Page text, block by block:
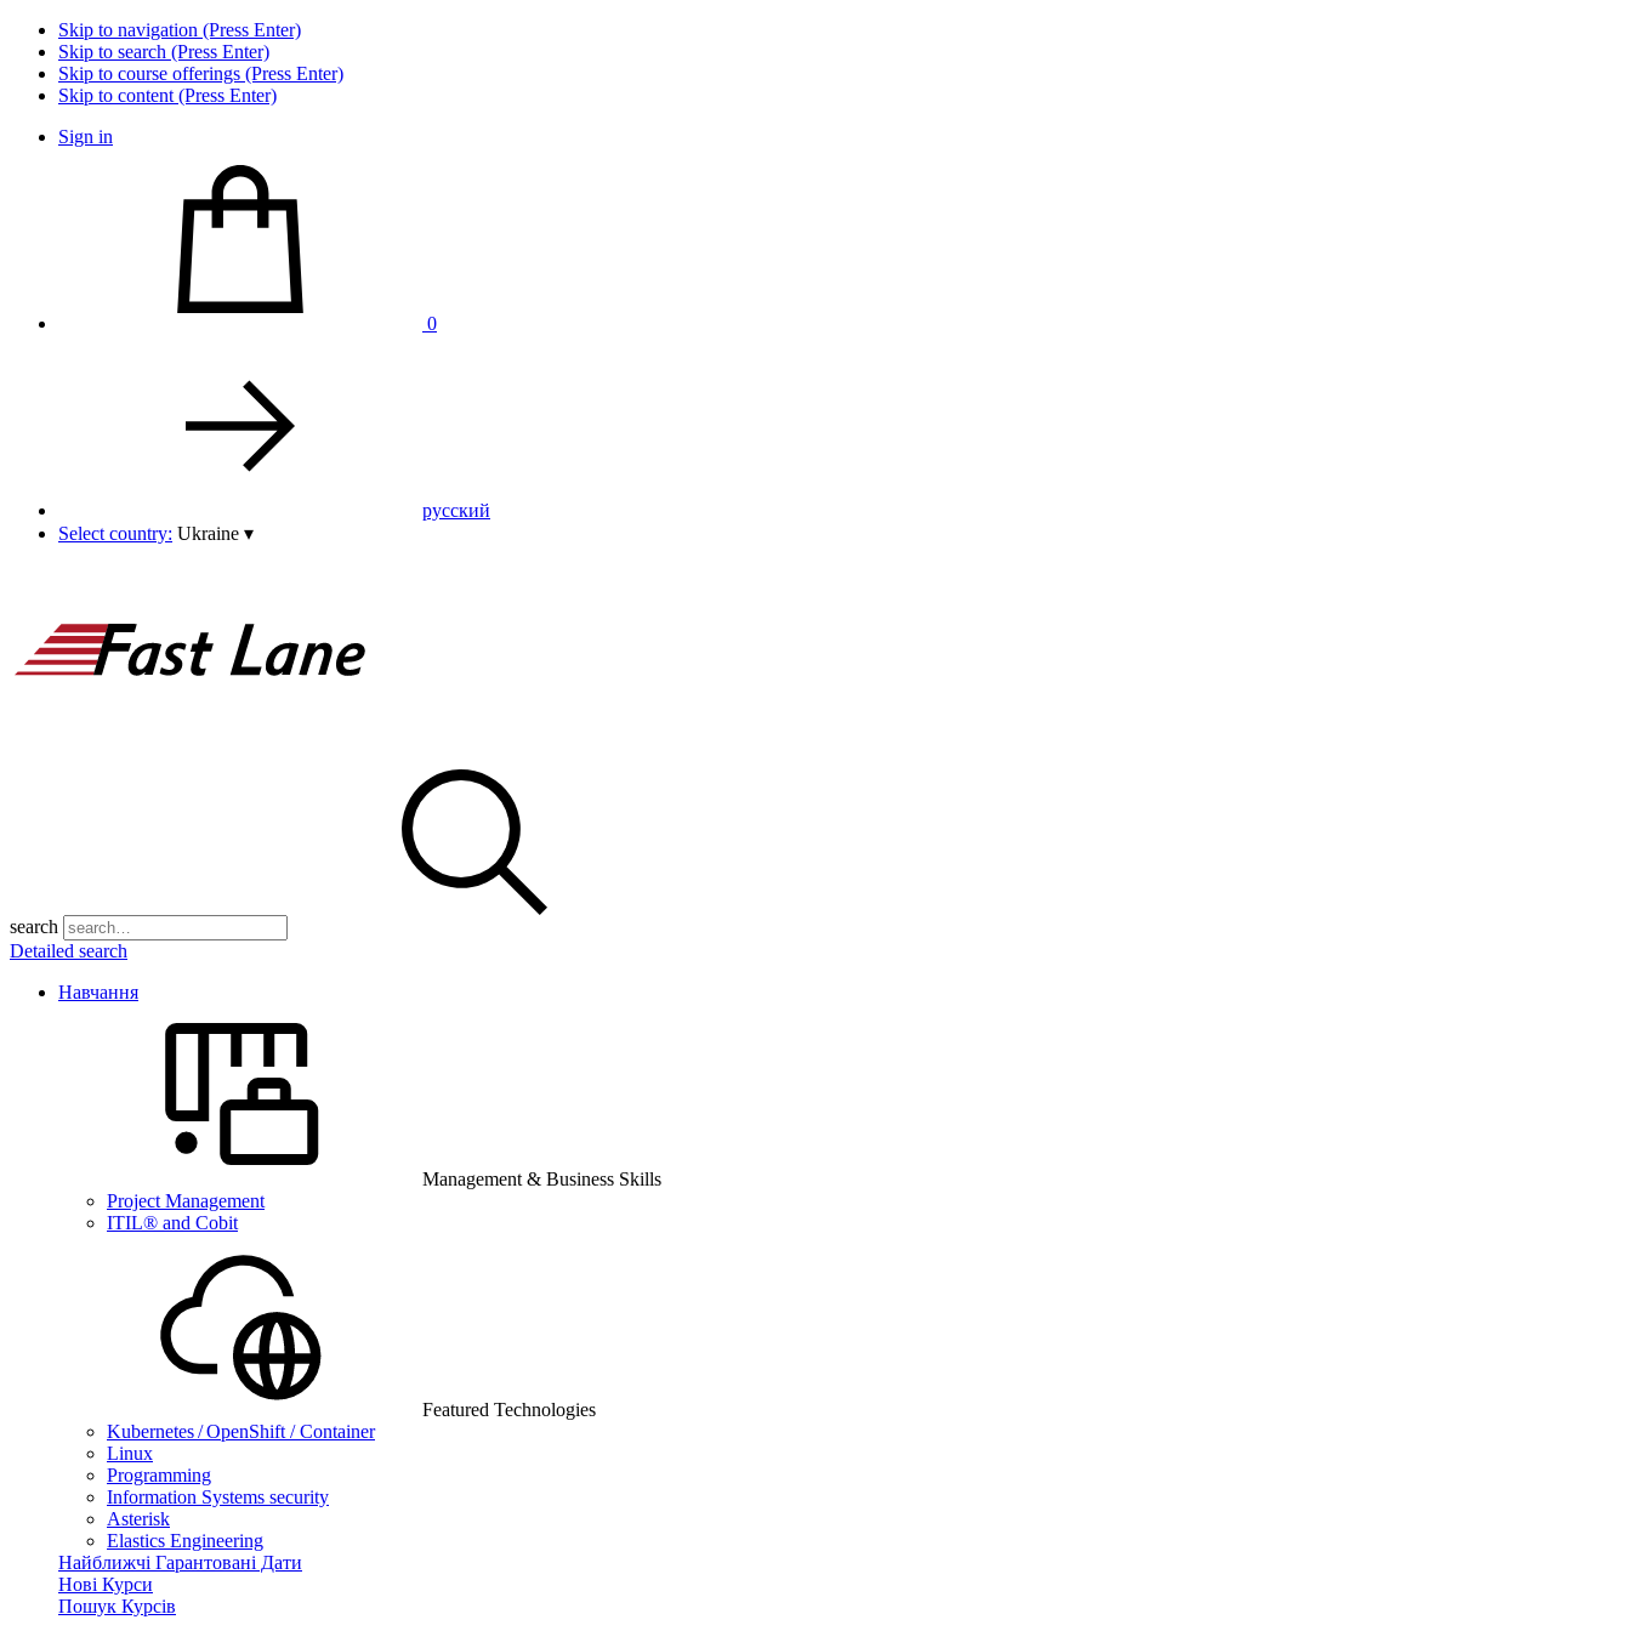
Skip to navigation (Press Enter)
Skip to search (Press Enter)
Skip to course offerings (Press Enter)
Skip to content (Press Enter)
Sign in
0
pусский
Select country: Ukraine ▾
search
Detailed search
Навчання
Management & Business Skills
Project Management
ITIL® and Cobit
Featured Technologies
Kubernetes / OpenShift / Container
Linux
Programming
Information Systems security
Asterisk
Elastics Engineering
Найближчі Гарантовані Дати
Нові Курси
Пошук Курсів